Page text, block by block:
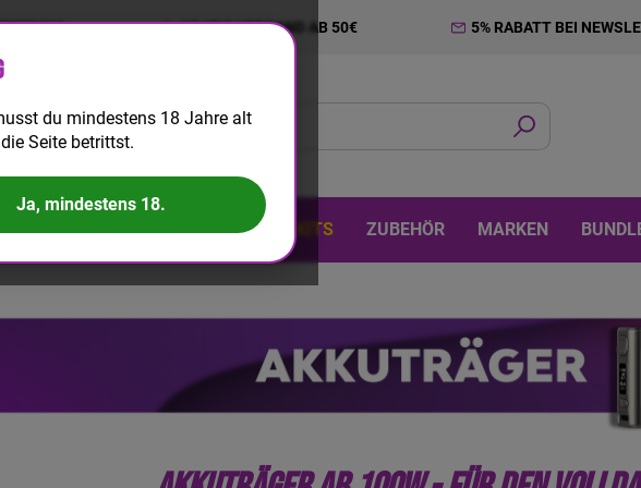
GRATIS VERSAND AB 50€ 5% RABATT BEI
& DIY EINWEG BIG PUFF KITS ZUBEHÖR MARKEN
du mindestens 18 Jahre alt
Seite betrittst.
Ja, mindestens 18.